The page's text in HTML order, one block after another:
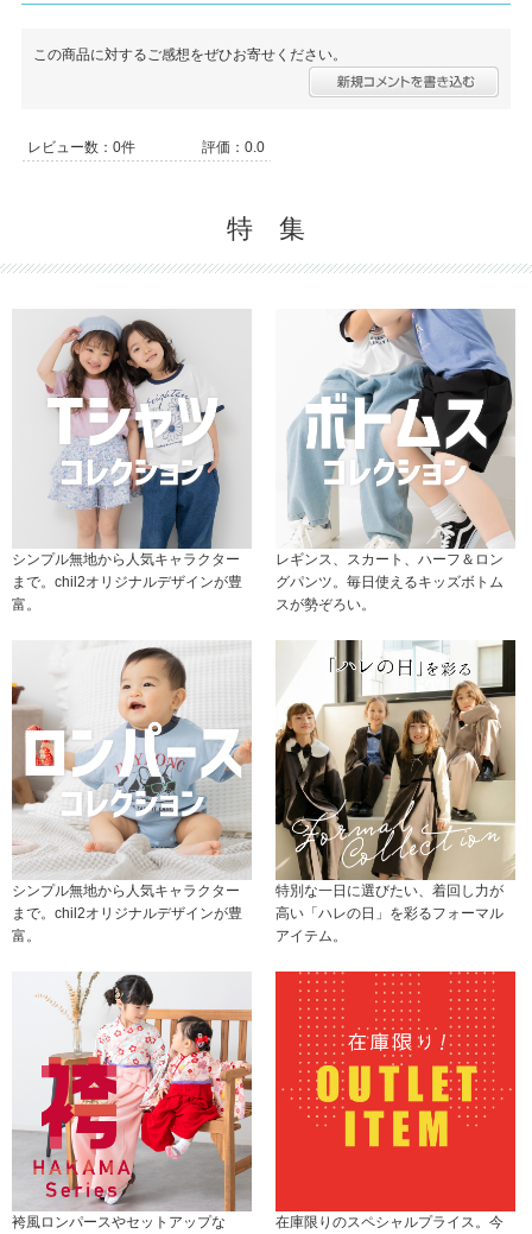
この商品に対するご感想をぜひお寄せください。
レビュー数：0件 評価：0.0
特 集
シンプル無地から人気キャラクター
まで。chil2オリジナルデザインが豊
富。
レギンス、スカート、ハーフ＆ロン
グパンツ。毎日使えるキッズボトム
スが勢ぞろい。
シンプル無地から人気キャラクター
まで。chil2オリジナルデザインが豊
富。
特別な一日に選びたい、着回し力が
高い「ハレの日」を彩るフォーマル
アイテム。
袴風ロンパースやセットアップな
在庫限りのスペシャルプライス。今